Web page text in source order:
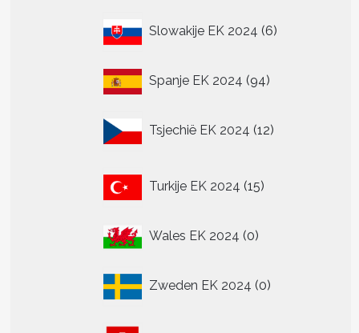
Slowakije EK 2024 6
producten
Spanje EK 2024 9494
Tsjechië EK 2024 12
producten
Turkije EK 2024 15
producten
Wales EK 2024 00
Zweden EK 2024 0
producten